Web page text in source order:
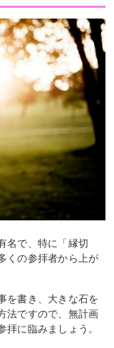
名で、特に「縁切
くの参拝者から上が
を書き、大きな石を
法ですので、無計画
に臨みましょう。